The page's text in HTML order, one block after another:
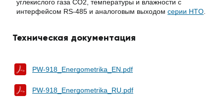
углекислого газа СО2, температуры и влажности с
интерфейсом RS-485 и аналоговым выходом серии HTO.
Техническая документация
PW-918_Energometrika_EN.pdf
PW-918_Energometrika_RU.pdf